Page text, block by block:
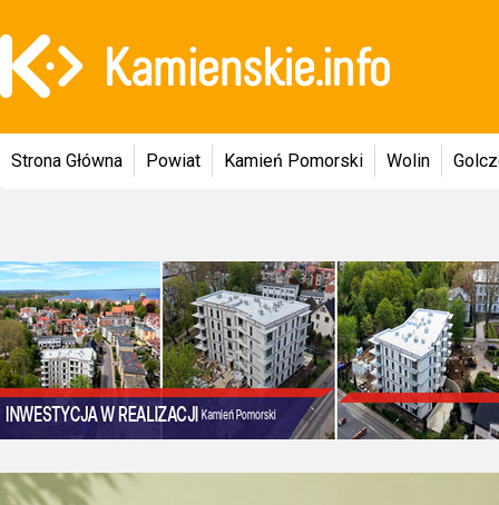
Strona Główna Powiat Kamień Pomorski Wolin